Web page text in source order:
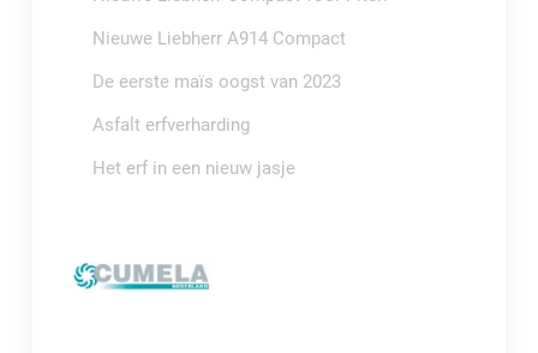
Nieuwe Liebherr A914 Compact
De eerste maïs oogst van 2023
Asfalt erfverharding
Het erf in een nieuw jasje